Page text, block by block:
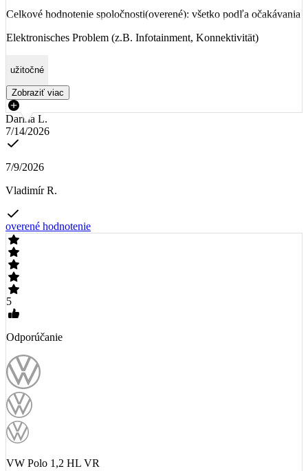
Celkové hodnotenie spoločnosti(overené): všetko podľa očakávania
Elektronisches Problem (z.B. Infotainment, Konnektivität)
užitočné
Zobraziť viac
Darina L.
7/14/2026
7/9/2026
Vladimír R.
overené hodnotenie
5
Odporúčanie
VW Polo 1,2 HL VR